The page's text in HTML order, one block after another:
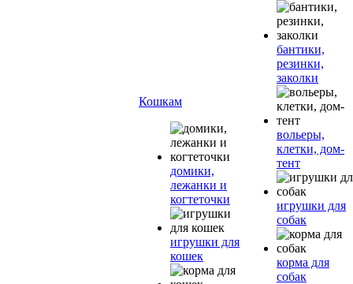
Кошкам
домики,
лежанки и
когтеточки
игрушки для
кошек
бантики,
резинки,
заколки
вольеры,
клетки, дом-
тент
игрушки для
собак
корма для
собак